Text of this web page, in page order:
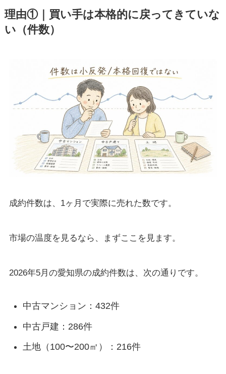
理由①｜買い手は本格的に戻ってきていな
い（件数）
成約件数は、1ヶ月で実際に売れた数です。
市場の温度を見るなら、まずここを見ます。
2026年5月の愛知県の成約件数は、次の通りです。
中古マンション：432件
中古戸建：286件
土地（100〜200㎡）：216件